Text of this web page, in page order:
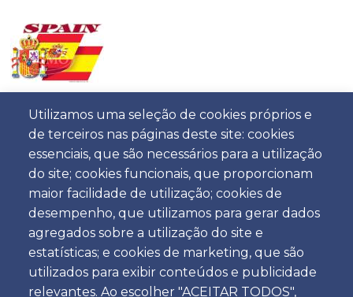
Utilizamos uma seleção de cookies próprios e
de terceiros nas páginas deste site: cookies
essenciais, que são necessários para a utilização
do site; cookies funcionais, que proporcionam
maior facilidade de utilização; cookies de
desempenho, que utilizamos para gerar dados
agregados sobre a utilização do site e
estatísticas; e cookies de marketing, que são
utilizados para exibir conteúdos e publicidade
relevantes. Ao escolher "ACEITAR TODOS",
Imagem
Descrição
A autorização para sair de Portugal com a viatura está
restrita a Espanha, será necessário activar na apolice de
seguro a Assistência em Viagem.
Preço por dia
Desde 7.50€